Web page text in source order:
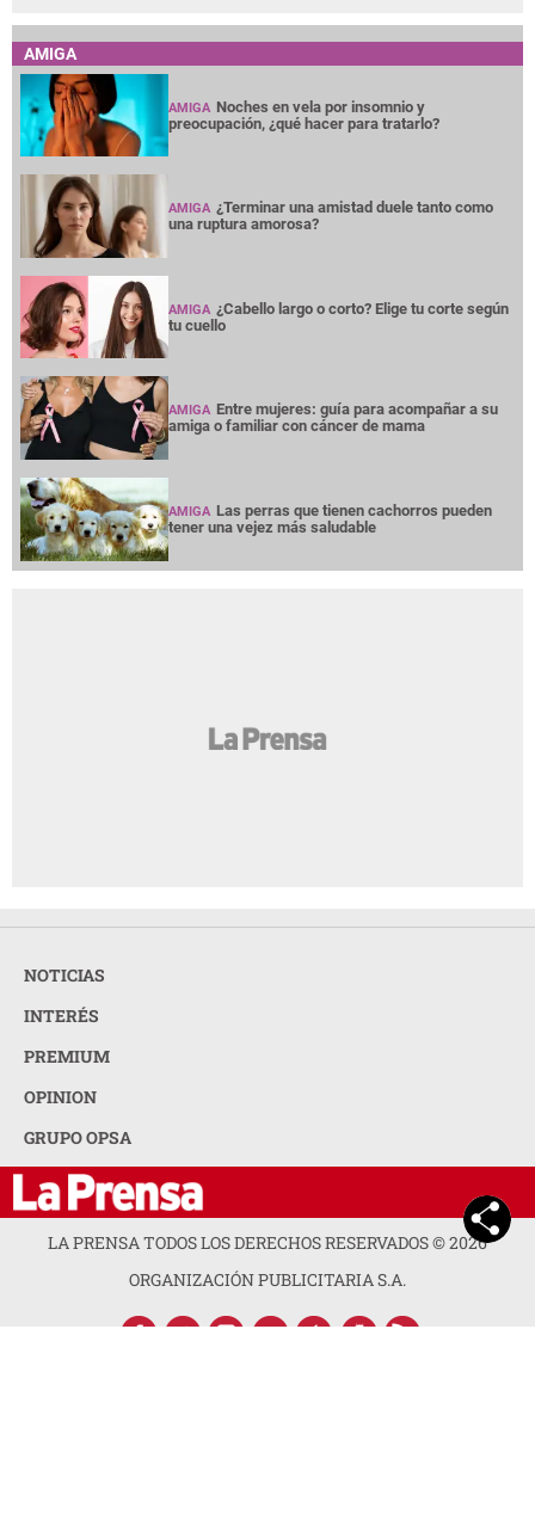
AMIGA
AMIGA Noches en vela por insomnio y
preocupación, ¿qué hacer para tratarlo?
AMIGA ¿Terminar una amistad duele tanto como
una ruptura amorosa?
AMIGA ¿Cabello largo o corto? Elige tu corte según
tu cuello
AMIGA Entre mujeres: guía para acompañar a su
amiga o familiar con cáncer de mama
AMIGA Las perras que tienen cachorros pueden
tener una vejez más saludable
NOTICIAS
INTERÉS
PREMIUM
OPINION
GRUPO OPSA
LA PRENSA TODOS LOS DERECHOS RESERVADOS ©2026
ORGANIZACIÓN PUBLICITARIA S.A.